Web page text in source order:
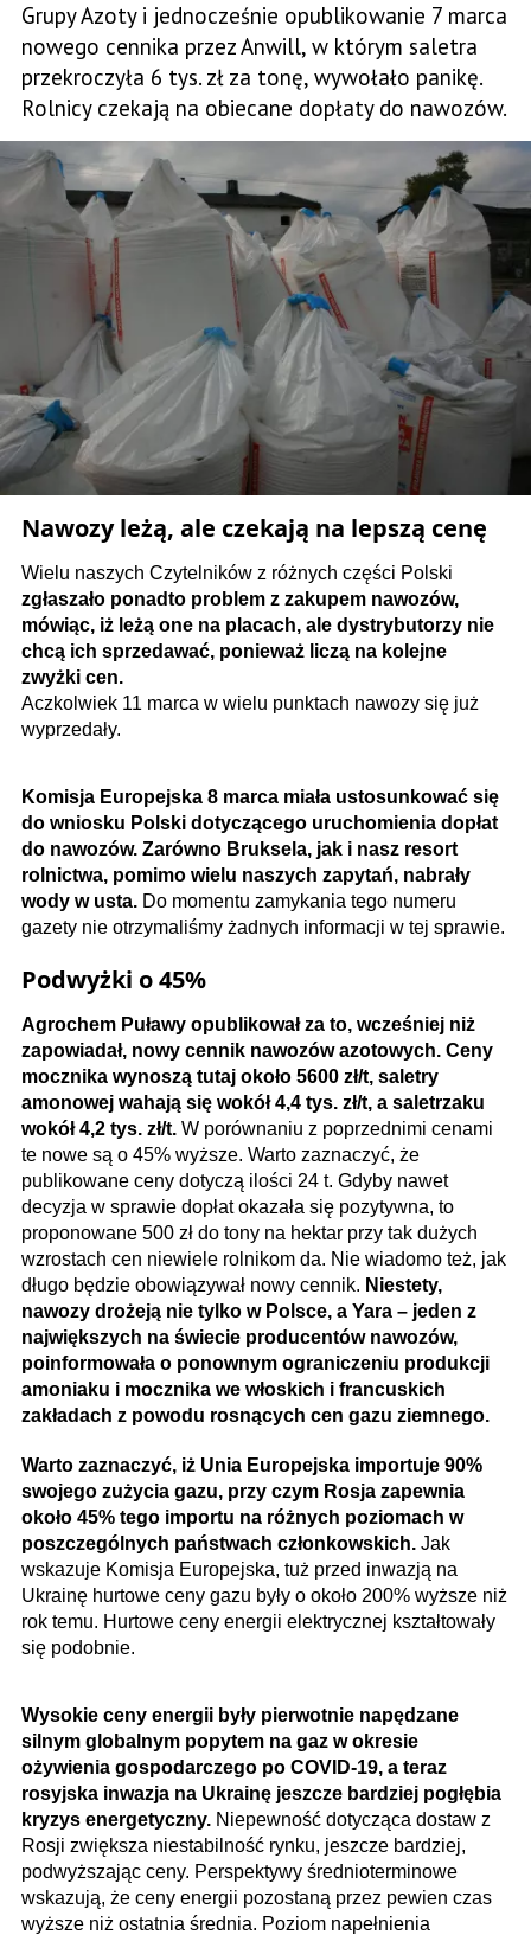
Grupy Azoty i jednocześnie opublikowanie 7 marca
nowego cennika przez Anwill, w którym saletra
przekroczyła 6 tys. zł za tonę, wywołało panikę.
Rolnicy czekają na obiecane dopłaty do nawozów.
Nawozy leżą, ale czekają na lepszą cenę
Wielu naszych Czytelników z różnych części Polski
zgłaszało ponadto problem z zakupem nawozów,
mówiąc, iż leżą one na placach, ale dystrybutorzy nie
chcą ich sprzedawać, ponieważ liczą na kolejne
zwyżki cen.
Aczkolwiek 11 marca w wielu punktach nawozy się już
wyprzedały.
Komisja Europejska 8 marca miała ustosunkować się
do wniosku Polski dotyczącego uruchomienia dopłat
do nawozów. Zarówno Bruksela, jak i nasz resort
rolnictwa, pomimo wielu naszych zapytań, nabrały
wody w usta. Do momentu zamykania tego numeru
gazety nie otrzymaliśmy żadnych informacji w tej sprawie.
Podwyżki o 45%
Agrochem Puławy opublikował za to, wcześniej niż
zapowiadał, nowy cennik nawozów azotowych. Ceny
mocznika wynoszą tutaj około 5600 zł/t, saletry
amonowej wahają się wokół 4,4 tys. zł/t, a saletrzaku
wokół 4,2 tys. zł/t. W porównaniu z poprzednimi cenami
te nowe są o 45% wyższe. Warto zaznaczyć, że
publikowane ceny dotyczą ilości 24 t. Gdyby nawet
decyzja w sprawie dopłat okazała się pozytywna, to
proponowane 500 zł do tony na hektar przy tak dużych
wzrostach cen niewiele rolnikom da. Nie wiadomo też, jak
długo będzie obowiązywał nowy cennik. Niestety,
nawozy drożeją nie tylko w Polsce, a Yara – jeden z
największych na świecie producentów nawozów,
poinformowała o ponownym ograniczeniu produkcji
amoniaku i mocznika we włoskich i francuskich
zakładach z powodu rosnących cen gazu ziemnego.
Warto zaznaczyć, iż Unia Europejska importuje 90%
swojego zużycia gazu, przy czym Rosja zapewnia
około 45% tego importu na różnych poziomach w
poszczególnych państwach członkowskich. Jak
wskazuje Komisja Europejska, tuż przed inwazją na
Ukrainę hurtowe ceny gazu były o około 200% wyższe niż
rok temu. Hurtowe ceny energii elektrycznej kształtowały
się podobnie.
Wysokie ceny energii były pierwotnie napędzane
silnym globalnym popytem na gaz w okresie
ożywienia gospodarczego po COVID-19, a teraz
rosyjska inwazja na Ukrainę jeszcze bardziej pogłębia
kryzys energetyczny. Niepewność dotycząca dostaw z
Rosji zwiększa niestabilność rynku, jeszcze bardziej,
podwyższając ceny. Perspektywy średnioterminowe
wskazują, że ceny energii pozostaną przez pewien czas
wyższe niż ostatnia średnia. Poziom napełnienia